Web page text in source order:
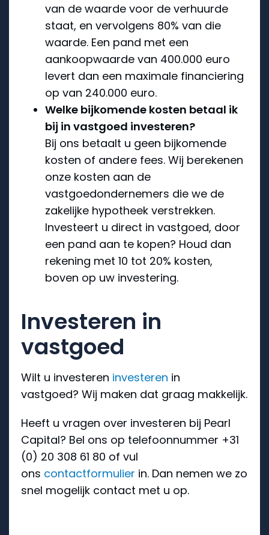
van de waarde voor de verhuurde
staat, en vervolgens 80% van die
waarde. Een pand met een
aankoopwaarde van 400.000 euro
levert dan een maximale financiering
op van 240.000 euro.
Welke bijkomende kosten betaal ik
bij in vastgoed investeren?
Bij ons betaalt u geen bijkomende
kosten of andere fees. Wij berekenen
onze kosten aan de
vastgoedondernemers die we de
zakelijke hypotheek verstrekken.
Investeert u direct in vastgoed, door
een pand aan te kopen? Houd dan
rekening met 10 tot 20% kosten,
boven op uw investering.
Investeren in
vastgoed
Wilt u investeren investeren in
vastgoed? Wij maken dat graag makkelijk.
Heeft u vragen over investeren bij Pearl
Capital? Bel ons op telefoonnummer +31
(0) 20 308 61 80 of vul
ons contactformulier in. Dan nemen we zo
snel mogelijk contact met u op.